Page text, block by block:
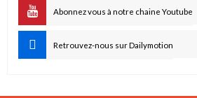
Abonnez vous à notre chaine Youtube
Retrouvez-nous sur Dailymotion